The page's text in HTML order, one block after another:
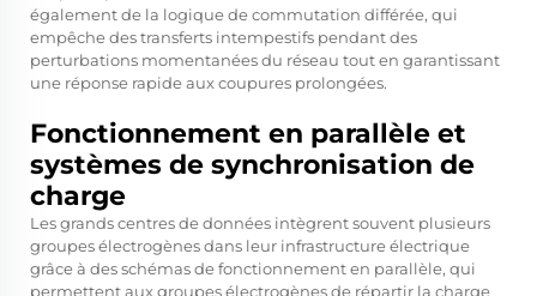
également de la logique de commutation différée, qui
empêche des transferts intempestifs pendant des
perturbations momentanées du réseau tout en garantissant
une réponse rapide aux coupures prolongées.
Fonctionnement en parallèle et
systèmes de synchronisation de
charge
Les grands centres de données intègrent souvent plusieurs
groupes électrogènes dans leur infrastructure électrique
grâce à des schémas de fonctionnement en parallèle, qui
permettent aux groupes électrogènes de répartir la charge